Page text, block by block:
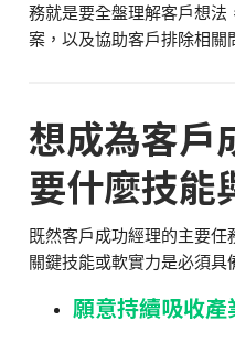
務就是要全盤理解客戶想法
案，以及協助客戶排除相關
想成為客戶
要什麼技能
既然客戶成功經理的主要
關鍵技能或軟實力是必須具
願意持續吸收